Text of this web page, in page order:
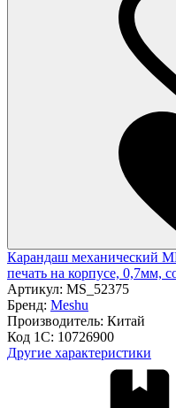
Карандаш механический
печать на корпусе, 0,7мм,
Артикул: MS_52375
Бренд: Meshu
Производитель: Китай
Код 1С: 10726900
Другие характеристики